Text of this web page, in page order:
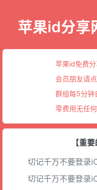
苹果id分享
苹果id免费分
会员朋友请
群组每5分钟
零费用无任
【重
切记千万不要登录
切记千万不要登录